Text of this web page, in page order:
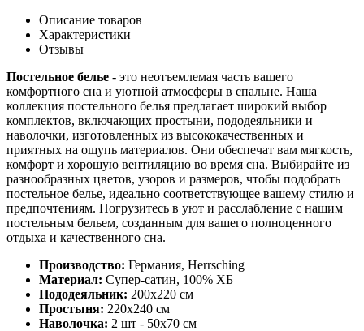
Описание товаров
Характеристики
Отзывы
Постельное белье - это неотъемлемая часть вашего
комфортного сна и уютной атмосферы в спальне. Наша
коллекция постельного белья предлагает широкий выбор
комплектов, включающих простыни, пододеяльники и
наволочки, изготовленных из высококачественных и
приятных на ощупь материалов. Они обеспечат вам мягкость,
комфорт и хорошую вентиляцию во время сна. Выбирайте из
разнообразных цветов, узоров и размеров, чтобы подобрать
постельное белье, идеально соответствующее вашему стилю и
предпочтениям. Погрузитесь в уют и расслабление с нашим
постельным бельем, созданным для вашего полноценного
отдыха и качественного сна.
Производство: Германия, Herrsching
Материал: Супер-сатин, 100% ХБ
Пододеяльник: 200х220 см
Простыня: 220х240 см
Наволочка: 2 шт - 50x70 см